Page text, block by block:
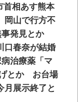
相あす熊本
山で行方不
事発見とか
口春奈が結婚
治療薬「マ
とか お台場
月展示終了と